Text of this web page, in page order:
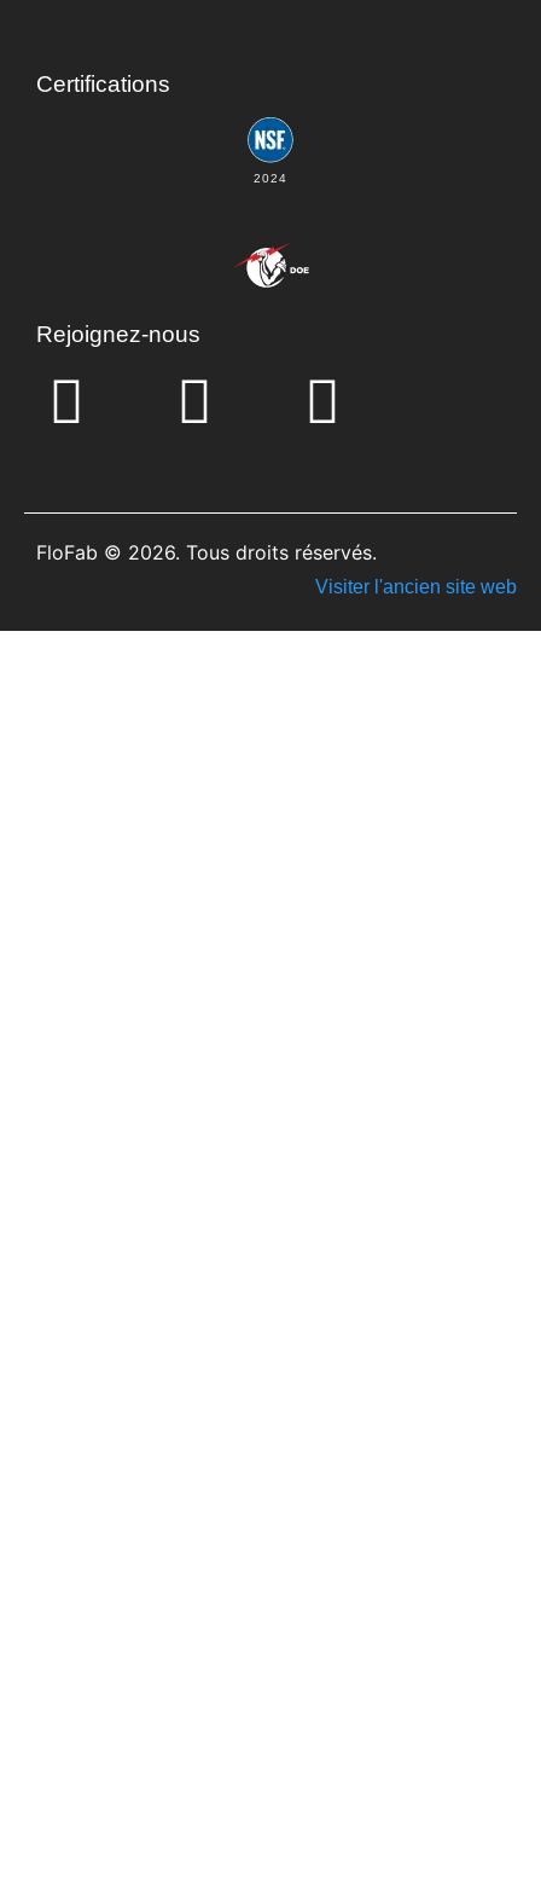
Certifications
2024
Rejoignez-nous
FloFab © 2026. Tous droits réservés.
Visiter l'ancien site web